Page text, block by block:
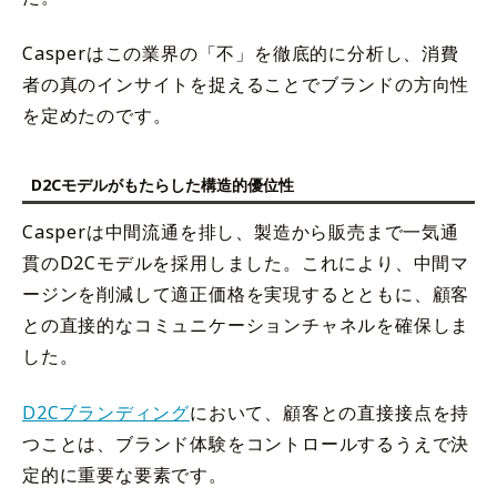
Casperはこの業界の「不」を徹底的に分析し、消費
者の真のインサイトを捉えることでブランドの方向性
を定めたのです。
D2Cモデルがもたらした構造的優位性
Casperは中間流通を排し、製造から販売まで一気通
貫のD2Cモデルを採用しました。これにより、中間マ
ージンを削減して適正価格を実現するとともに、顧客
との直接的なコミュニケーションチャネルを確保しま
した。
D2Cブランディングにおいて、顧客との直接接点を持
つことは、ブランド体験をコントロールするうえで決
定的に重要な要素です。